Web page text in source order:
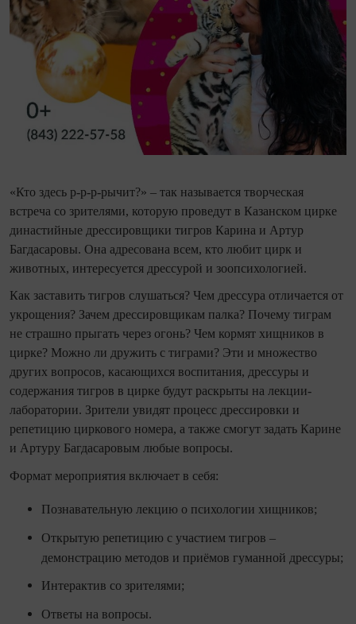
«Кто здесь р-р-р-рычит?» – так называется творческая
встреча со зрителями, которую проведут в Казанском цирке
династийные дрессировщики тигров Карина и Артур
Багдасаровы. Она адресована всем, кто любит цирк и
животных, интересуется дрессурой и зоопсихологией.
Как заставить тигров слушаться? Чем дрессура отличается от
укрощения? Зачем дрессировщикам палка? Почему тиграм
не страшно прыгать через огонь? Чем кормят хищников в
цирке? Можно ли дружить с тиграми? Эти и множество
других вопросов, касающихся воспитания, дрессуры и
содержания тигров в цирке будут раскрыты на лекции-
лаборатории. Зрители увидят процесс дрессировки и
репетицию циркового номера, а также смогут задать Карине
и Артуру Багдасаровым любые вопросы.
Формат мероприятия включает в себя:
Познавательную лекцию о психологии хищников;
Открытую репетицию с участием тигров –
демонстрацию методов и приёмов гуманной дрессуры;
Интерактив со зрителями;
Ответы на вопросы.